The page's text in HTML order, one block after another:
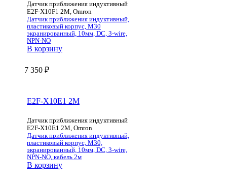
Датчик приближения индуктивный
E2F-X10F1 2M, Omron
Датчик приближения индуктивный,
пластиковый корпус, M30
экранированный, 10мм, DC, 3-wire,
NPN-NO
В корзину
7 350 ₽
E2F-X10E1 2M
Датчик приближения индуктивный
E2F-X10E1 2M, Omron
Датчик приближения индуктивный,
пластиковый корпус, M30,
экранированный, 10мм, DC, 3-wire,
NPN-NO, кабель 2м
В корзину